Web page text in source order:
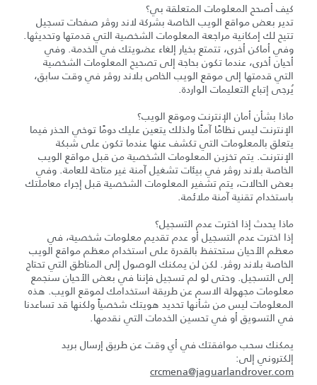
كيف أصحح المعلومات المتعلقة بي؟
تدير بعض مواقع الويب الخاصة بشركة لاند روڤر صفحات تسجيل
تتيح لك إمكانية مراجعة المعلومات الشخصية التي قدمتها وتحديثها.
وفي أماكن أخرى، تتمتع بخيار إلغاء عضويتك في الخدمة. وفي
أحيان أخرى، عندما تكون بحاجة إلى تصحيح المعلومات الشخصية
التي قدمتها إلى موقع الويب الخاص بلاند روڤر في وقت سابق،
يُرجى إتباع التعليمات الواردة.
ماذا بشأن أمان الإنترنت وموقع الويب؟
الإنترنت ليس نظامًا آمنًا ولذلك يتعين عليك دومًا توخي الحذر فيما
يتعلق بالمعلومات التي تكشف عنها عندما تكون على شبكة
الإنترنت. يتم تخزين المعلومات الشخصية من قبل مواقع الويب
الخاصة بلاند روڤر في بيئات تشغيل آمنة غير متاحة للعامة. وفي
بعض الحالات، يتم تشفير المعلومات الشخصية قبل إجراء معاملتك
باستخدام تقنية آمنة ملائمة.
ماذا يحدث إذا اخترت عدم التسجيل؟
إذا اخترت عدم التسجيل أو عدم تقديم معلومات شخصية، في
معظم الأحيان ستحتفظ بالقدرة على استخدام معظم مواقع الويب
الخاصة بلاند روڤر. لكن لن يمكنك الوصول إلى المناطق التي تحتاج
إلى التسجيل. وحتى لو لم تسجيل فإننا في بعض الأحيان سنجمع
معلومات مجهولة الاسم عن طريقة استخدامك لموقع الويب. هذه
المعلومات ليس من شأنها تحديد هويتك شخصياً ولكنها قد تساعدنا
في التسويق أو في تحسين الخدمات التي نقدمها.
يمكنك سحب موافقتك في أي وقت عن طريق إرسال بريد
إلكتروني إلى:
crcmena@jaguarlandrover.com